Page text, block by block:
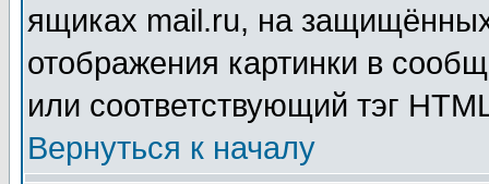
ящиках mail.ru, на
отображения картинки в
или соответствующий тэг
Вернуться к началу